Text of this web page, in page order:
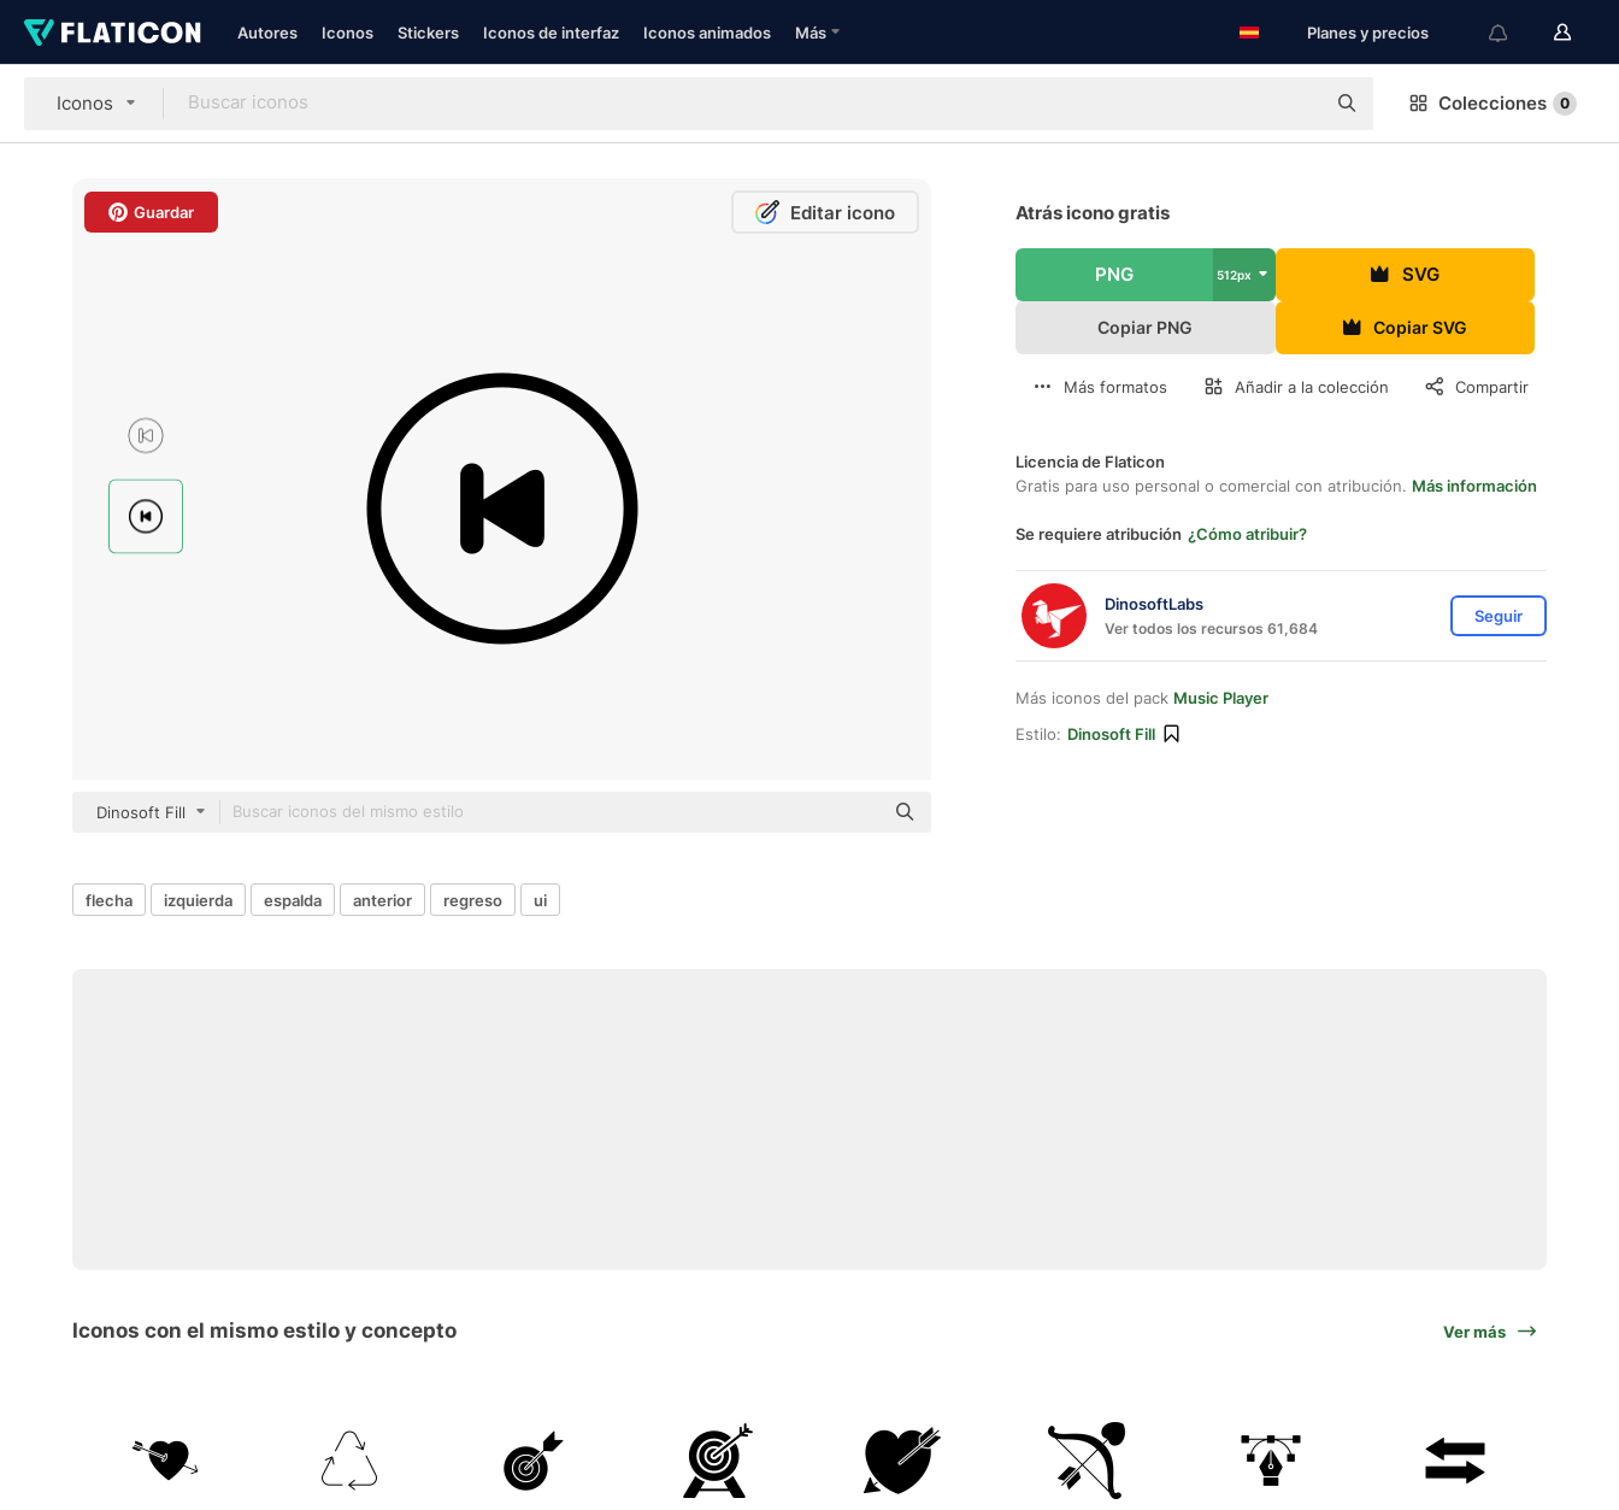
Autores Iconos Stickers Iconos de interfaz Iconos animados Más Planes y precios
Iconos Colecciones 0
Guardar Editar icono
Dinosoft Fill
Atrás icono gratis
PNG 512px SVG
Copiar PNG Copiar SVG
Más formatos Añadir a la colección Compartir
Licencia de Flaticon
Gratis para uso personal o comercial con atribución. Más información
Se requiere atribución ¿Cómo atribuir?
DinosoftLabs
Ver todos los recursos 61,684
Seguir
Más iconos del pack Music Player
Estilo: Dinosoft Fill
flecha izquierda espalda anterior regreso ui
Iconos con el mismo estilo y concepto Ver más